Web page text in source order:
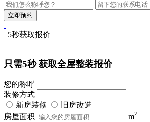
5秒获取报价
只需5秒获取全屋整装报价
您的称呼
装修方式
新房装修
旧房改造
房屋面积
m2